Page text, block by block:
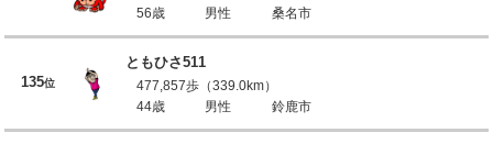
56歳
男性 桑名市
135位
ともひさ511
477,857歩（339.0km）
44歳
男性 鈴鹿市